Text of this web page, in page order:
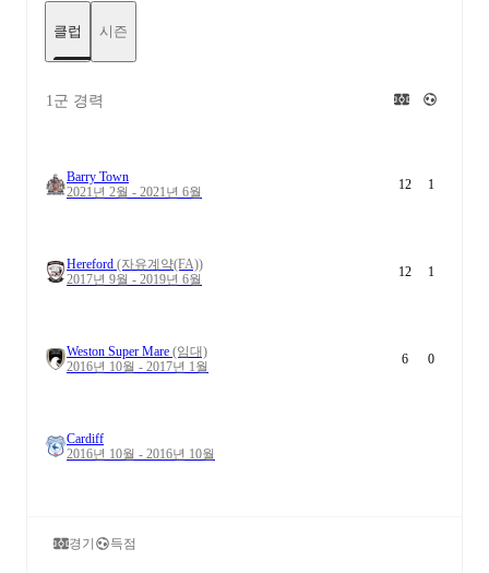
클럽 시즌
1군 경력
Barry Town
2021년 2월 - 2021년 6월
12 1
Hereford (자유계약(FA))
2017년 9월 - 2019년 6월
12 1
Weston Super Mare (임대)
2016년 10월 - 2017년 1월
6 0
Cardiff
2016년 10월 - 2016년 10월
경기 득점